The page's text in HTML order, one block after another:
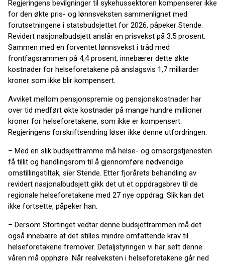
Regjeringens bevilgninger til sykehussektoren kompenserer ikke
for den økte pris- og lønnsveksten sammenlignet med
forutsetningene i statsbudsjettet for 2026, påpeker Stende.
Revidert nasjonalbudsjett anslår en prisvekst på 3,5 prosent.
Sammen med en forventet lønnsvekst i tråd med
frontfagsrammen på 4,4 prosent, innebærer dette økte
kostnader for helseforetakene på anslagsvis 1,7 milliarder
kroner som ikke blir kompensert.
Avviket mellom pensjonspremie og pensjonskostnader har
over tid medført økte kostnader på mange hundre millioner
kroner for helseforetakene, som ikke er kompensert.
Regjeringens forskriftsendring løser ikke denne utfordringen.
– Med en slik budsjettramme må helse- og omsorgstjenesten
få tillit og handlingsrom til å gjennomføre nødvendige
omstillingstiltak, sier Stende. Etter fjorårets behandling av
revidert nasjonalbudsjett gikk det ut et oppdragsbrev til de
regionale helseforetakene med 27 nye oppdrag. Slik kan det
ikke fortsette, påpeker han.
– Dersom Stortinget vedtar denne budsjettrammen må det
også innebære at det stilles mindre omfattende krav til
helseforetakene fremover. Detaljstyringen vi har sett denne
våren må opphøre. Når realveksten i helseforetakene går ned